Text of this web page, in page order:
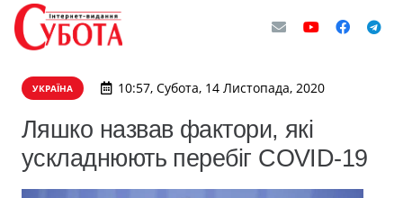
УКРАЇНА 10:57, Субота, 14 Листопада, 2020
Ляшко назвав фактори, які
ускладнюють перебіг COVID-19